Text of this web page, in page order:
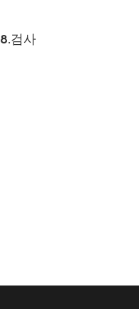
8.검사